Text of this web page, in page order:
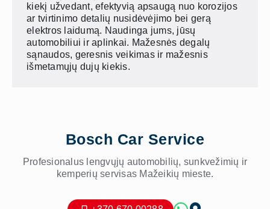
kiekį užvedant, efektyvią apsaugą nuo korozijos
ar tvirtinimo detalių nusidėvėjimo bei gerą
elektros laidumą. Naudinga jums, jūsų
automobiliui ir aplinkai. Mažesnės degalų
sąnaudos, geresnis veikimas ir mažesnis
išmetamųjų dujų kiekis.
Bosch Car Service
Profesionalus lengvųjų automobilių, sunkvežimių ir
kemperių servisas Mažeikių mieste.